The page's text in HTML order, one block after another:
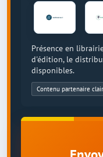
Présence en
d'édition, le
disponibles.
Contenu partenaire